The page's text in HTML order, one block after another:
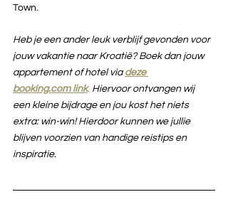
Town.
Heb je een ander leuk verblijf gevonden voor
jouw vakantie naar Kroatië? Boek dan jouw
appartement of hotel via deze
booking.com link. Hiervoor ontvangen wij
een kleine bijdrage en jou kost het niets
extra: win-win! Hierdoor kunnen we jullie
blijven voorzien van handige reistips en
inspiratie.